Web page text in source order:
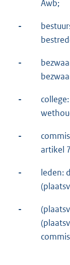
Awb;
-
-
-
-
artikel
-
leden:
-